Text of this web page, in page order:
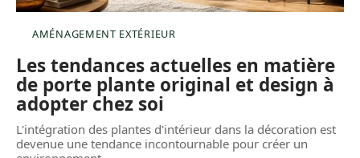
AMÉNAGEMENT EXTÉRIEUR
Les tendances actuelles en matière
de porte plante original et design à
adopter chez soi
L'intégration des plantes d'intérieur dans la décoration est
devenue une tendance incontournable pour créer un